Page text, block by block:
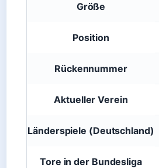
Größe
Position
Rückennummer
Aktueller Verein
Länderspiele (Deutschland)
Tore in der Bundesliga